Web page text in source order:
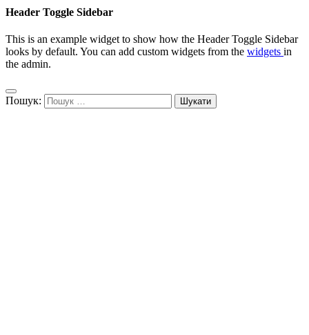
Header Toggle Sidebar
This is an example widget to show how the Header Toggle Sidebar
looks by default. You can add custom widgets from the widgets in
the admin.
Пошук: